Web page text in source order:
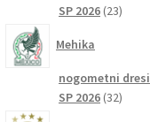
SP 2026 2323
Mehika
nogometni dresi
SP 2026 3232